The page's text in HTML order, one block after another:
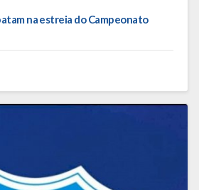
na estreia do Campeonato